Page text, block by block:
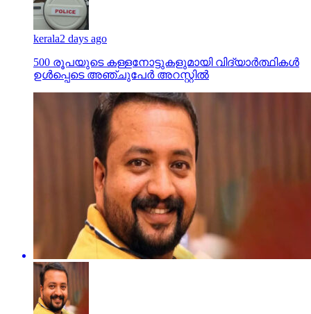
kerala2 days ago
500 രൂപയുടെ കള്ളനോട്ടുകളുമായി വിദ്യാര്‍ത്ഥികള്‍
ഉള്‍പ്പെടെ അഞ്ചുപേര്‍ അറസ്റ്റില്‍